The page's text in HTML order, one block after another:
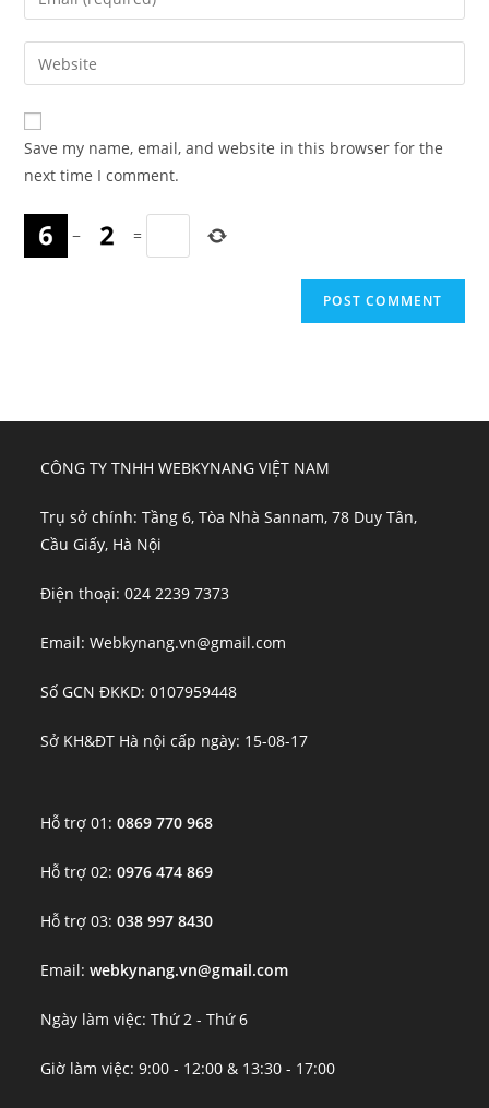
comment
your
email
address
comment
Enter
your
website
URL
(optional)
Save my name, email, and website in this browser for the
next time I comment.
− =
CÔNG TY TNHH WEBKYNANG VIỆT NAM
Trụ sở chính: Tầng 6, Tòa Nhà Sannam, 78 Duy Tân,
Cầu Giấy, Hà Nội
Điện thoại: 024 2239 7373
Email: Webkynang.vn@gmail.com
Số GCN ĐKKD: 0107959448
Sở KH&ĐT Hà nội cấp ngày: 15-08-17
Hỗ trợ 01:0869 770 968
Hỗ trợ 02:0976 474 869
Hỗ trợ 03:038 997 8430
Email:webkynang.vn@gmail.com
Ngày làm việc: Thứ 2 - Thứ 6
Giờ làm việc: 9:00 - 12:00 & 13:30 - 17:00